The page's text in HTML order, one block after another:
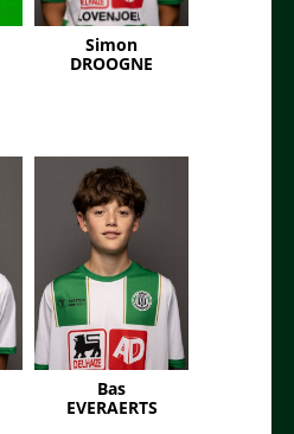
Simon
DROOGNE
Bas
EVERAERTS